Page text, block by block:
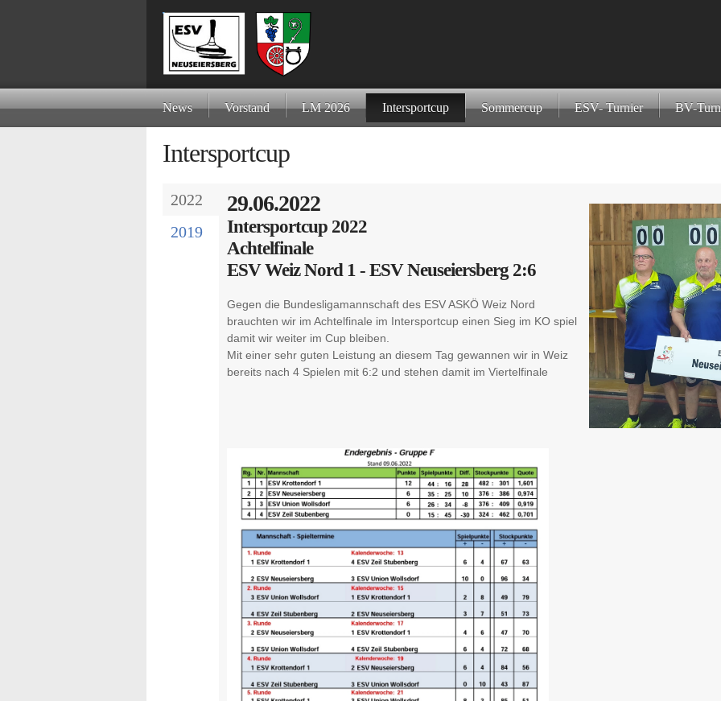
News Vorstand LM 2026 Intersportcup Sommercup ESV- Turnier BV-
Intersportcup
2022
2019
29.06.2022
Intersportcup 2022
Achtelfinale
ESV Weiz Nord 1 - ESV Neuseiersberg 2:6
Gegen die Bundesligamannschaft des ESV ASKÖ Weiz Nord
brauchten wir im Achtelfinale im Intersportcup einen Sieg im KO spiel
damit wir weiter im Cup bleiben.
Mit einer sehr guten Leistung an diesem Tag gewannen wir in Weiz
bereits nach 4 Spielen mit 6:2 und stehen damit im Viertelfinale